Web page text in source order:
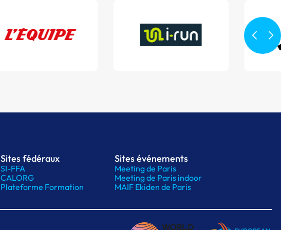
Sites fédéraux
SI-FFA
CALORG
Plateforme Formation
Sites événements
Meeting de Paris
Meeting de Paris indoor
MAIF Ekiden de Paris